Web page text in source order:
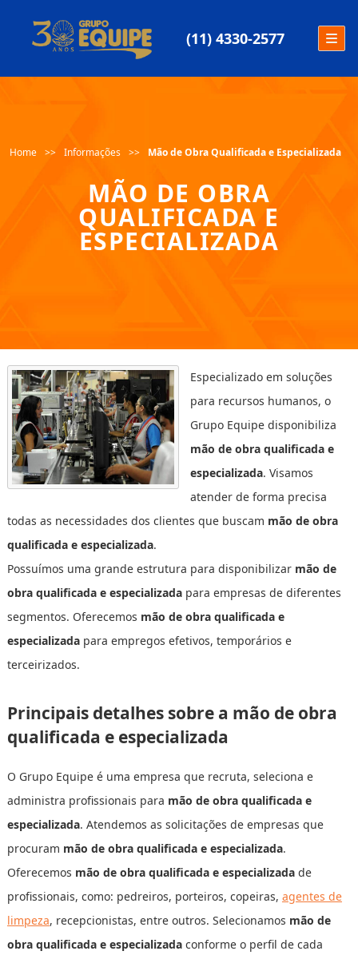
(11) 4330-2577
Home Informações Mão de Obra Qualificada e Especializada
MÃO DE OBRA
QUALIFICADA E
ESPECIALIZADA
Especializado em soluções
para recursos humanos, o
Grupo Equipe disponibiliza
mão de obra qualificada e
especializada. Visamos
atender de forma precisa
todas as necessidades dos clientes que buscam mão de obra
qualificada e especializada.
Possuímos uma grande estrutura para disponibilizar mão de
obra qualificada e especializadapara empresas de diferentes
segmentos. Oferecemos mão de obra qualificada e
especializadapara empregos efetivos, temporários e
terceirizados.
Principais detalhes sobre a mão de obra
qualificada e especializada
O Grupo Equipe é uma empresa que recruta, seleciona e
administra profissionais para mão de obra qualificada e
especializada. Atendemos as solicitações de empresas que
procuram mão de obra qualificada e especializada.
Oferecemos mão de obra qualificada e especializadade
profissionais, como: pedreiros, porteiros, copeiras, agentes de
limpeza, recepcionistas, entre outros. Selecionamos mão de
obra qualificada e especializadaconforme o perfil de cada